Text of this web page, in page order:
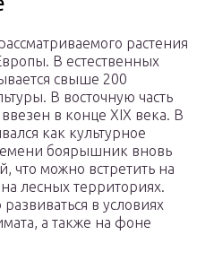
растения
В естественных
свыше 200
В восточную часть
в конце XIX века. В
как культурное
боярышник вновь
что можно встретить на
лесных территориях.
в условиях
а также на фоне